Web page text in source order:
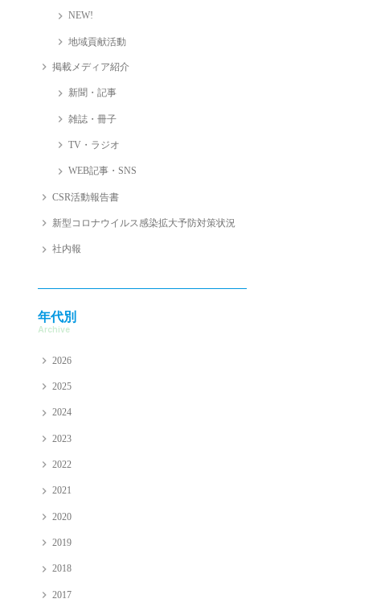
NEW!
地域貢献活動
掲載メディア紹介
新聞・記事
雑誌・冊子
TV・ラジオ
WEB記事・SNS
CSR活動報告書
新型コロナウイルス感染拡大予防対策状況
社内報
年代別
Archive
2026
2025
2024
2023
2022
2021
2020
2019
2018
2017